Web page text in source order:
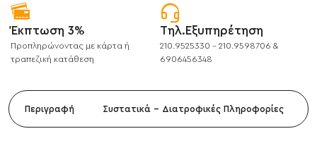
Έκπτωση 3%
Προπληρώνοντας με κάρτα ή
τραπεζική κατάθεση
Τηλ.Εξυπηρέτηση
210.9525330 - 210.9598706 &
6906456348
Περιγραφή Συστατικά - Διατροφικές Πληροφορίες